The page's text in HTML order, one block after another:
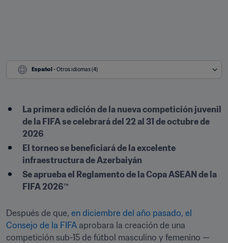
Español - Otros idiomas (4)
La primera edición de la nueva competición juvenil
de la FIFA se celebrará del 22 al 31 de octubre de
2026
El torneo se beneficiará de la excelente
infraestructura de Azerbaiyán
Se aprueba el Reglamento de la Copa ASEAN de la
FIFA 2026™
Después de que, en diciembre del año pasado, el
Consejo de la FIFA aprobara la creación de una
competición sub-15 de fútbol masculino y femenino —